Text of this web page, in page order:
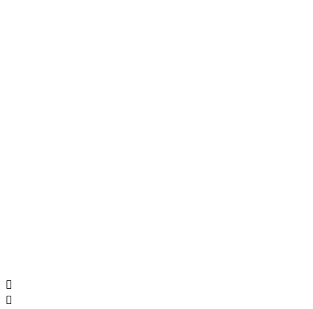

